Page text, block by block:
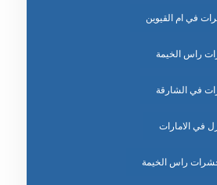
في ام القيوين
راس الخيمة
في الشارقة
في الامارات
راس الخيمة